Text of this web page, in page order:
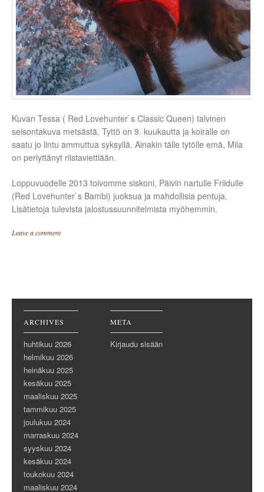
Kuvan Tessa ( Red Lovehunter`s Classic Queen) talvinen
seisontakuva metsästä. Tyttö on 9. kuukautta ja koiralle on
saatu jo lintu ammuttua syksyllä. Ainakin tälle tytölle emä, Mila
on periyttänyt riistaviettiään.
Loppuvuodelle 2013 toivomme siskoni, Päivin nartulle Friidulle
(Red Lovehunter`s Bambi) juoksua ja mahdollisia pentuja.
Lisätietoja tulevista jalostussuunnitelmista myöhemmin.
Leave a comment
Post navigation
ARCHIVES
huhtikuu 2026
helmikuu 2026
heinäkuu 2025
kesäkuu 2025
maaliskuu 2025
tammikuu 2025
joulukuu 2024
marraskuu 2024
syyskuu 2024
kesäkuu 2024
toukokuu 2024
maaliskuu 2024
META
Kirjaudu sisään